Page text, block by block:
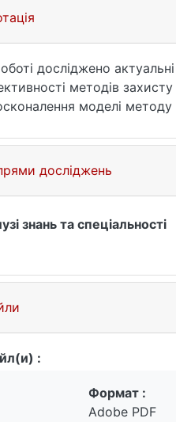
досліджено
методів
моделі
досліджень
знань та спеціальності
:
Формат :
Adobe PDF